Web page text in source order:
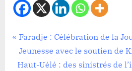
Société
Navigation
de
P
r
e
Faradje : Célébration de la
Jeunesse avec le soutien de
N
Haut-Uélé : des sinistrés de